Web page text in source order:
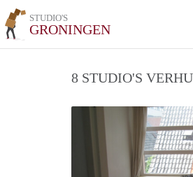
STUDIO'S
GRONINGEN
8 STUDIO'S